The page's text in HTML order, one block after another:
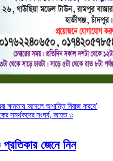
ক্ষমতায় আসলে অশান্তি বিরাজ করবে’
সমর্থকদের সংঘর্ষ, আহত ৩
জেনে নিন